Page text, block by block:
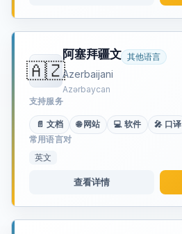
🇦🇿
阿塞拜疆文 其他语言
Azerbaijani
Azərbaycan
支持服务
📄 文档 🌐 网站 💻 软件 🎤 口译
常用语言对
英文
查看详情